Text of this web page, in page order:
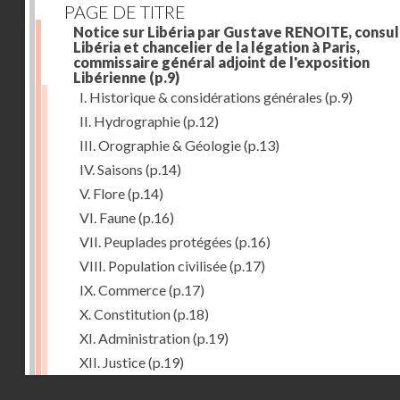
PAGE DE TITRE
Notice sur Libéria par Gustave RENOITE,
Libéria et chancelier de la légation à Paris,
commissaire général adjoint de l'exposition
Libérienne (p.9)
I. Historique & considérations générales (p.9)
II. Hydrographie(p.12)
III. Orographie & Géologie(p.13)
IV. Saisons (p.14)
V. Flore(p.14)
VI. Faune(p.16)
VII. Peuplades protégées (p.16)
VIII. Population civilisée(p.17)
IX. Commerce(p.17)
X. Constitution(p.18)
XI. Administration(p.19)
XII. Justice(p.19)